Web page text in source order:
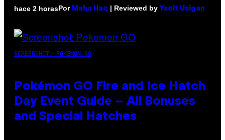
hace 2 horasPor Maha Haq | Reviewed by Ysolt Usigan
SCREENSHOT: POKEMON GO
Pokémon GO Fire and Ice Hatch
Day Event Guide – All Bonuses
and Special Hatches